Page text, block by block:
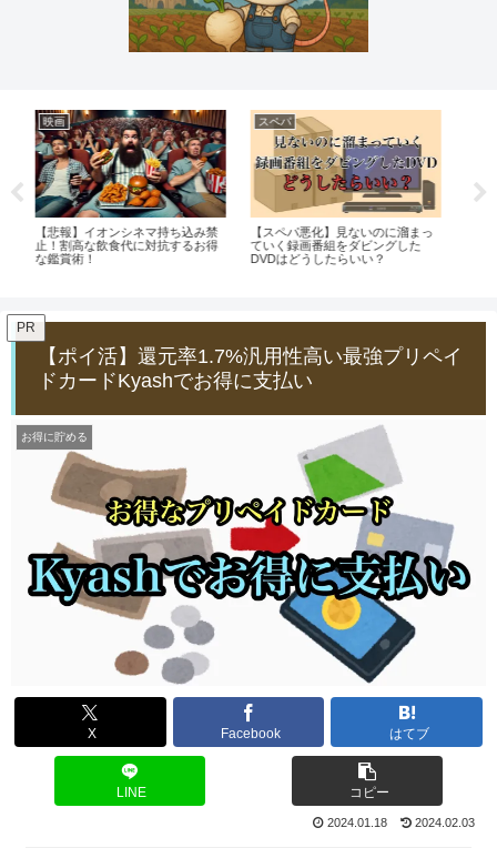
掃除・片付け・整理整頓
試験勉強ともに戦った参考書との
決別！最もお得な処分方法は？
株主優待
【株主優待】第一興商の優待券を
賢く使う！カラオケ好き必見の活
用法
PR
【ポイ活】還元率1.7%汎用性高い最強プリペイ
ドカードKyashでお得に支払い
お得に貯める
X Facebook はてブ
LINE コピー
2024.01.18 2024.02.03